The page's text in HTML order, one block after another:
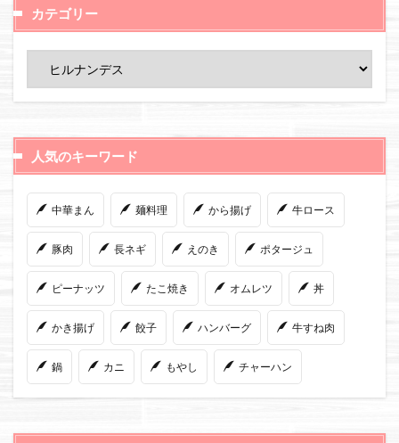
カテゴリー
人気のキーワード
中華まん 麺料理 から揚げ 牛ロース
豚肉 長ネギ えのき ポタージュ
ピーナッツ たこ焼き オムレツ 丼
かき揚げ 餃子 ハンバーグ 牛すね肉
鍋 カニ もやし チャーハン